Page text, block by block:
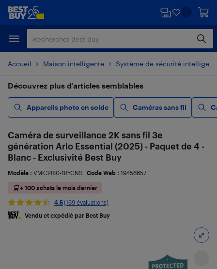
Passer
principal
Passer
Accueil Maison intelligente Système de sécurité
Découvrez plus d’articles semblables
Appareils photo en solde Caméras sans fil
Caméra de surveillance 2K sans fil 3e
génération Arlo Essential (2025) - Paquet de 4 -
Blanc - Exclusivité Best Buy
Modèle : VMK3480-1BYCNS Code Web : 19456657
+ 100 achats le mois dernier
4.5(169 évaluations)
Vendu et expédié par Best Buy